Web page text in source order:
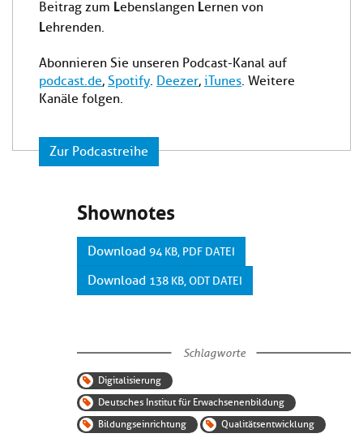
Beitrag zum Lebenslangen Lernen von
Lehrenden.
Abonnieren Sie unseren Podcast-Kanal auf
podcast.de, Spotify. Deezer, iTunes. Weitere
Kanäle folgen.
Zur Podcastreihe
Shownotes
Download 94 KB, PDF DATEI
Download 138 KB, ODT DATEI
Schlagworte
Digitalisierung
Deutsches Institut für Erwachsenenbildung
Bildungseinrichtung
Qualitätsentwicklung